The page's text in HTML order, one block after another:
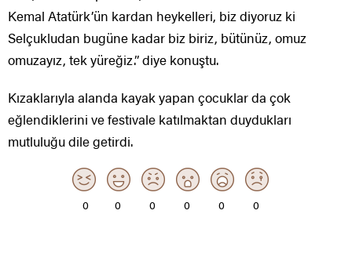
Kemal Atatürk’ün kardan heykelleri, biz diyoruz ki
Selçukludan bugüne kadar biz biriz, bütünüz, omuz
omuzayız, tek yüreğiz.” diye konuştu.
Kızaklarıyla alanda kayak yapan çocuklar da çok
eğlendiklerini ve festivale katılmaktan duydukları
mutluluğu dile getirdi.
0 0 0 0 0 0